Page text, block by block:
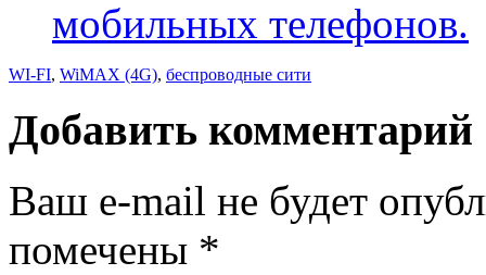
мобильных телефонов.
WI-FI, WiMAX (4G), беспроводные сити
Добавить комментарий
Ваш e-mail не будет
помечены *